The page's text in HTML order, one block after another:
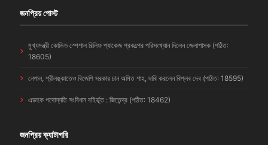
জনপ্রিয় পোস্ট
মুখ্যমন্ত্রী কোভিড স্পেশাল রিলিফ প্যাকেজ প্রকল্পের পরিসংখ্যান দিলেন জেলাশাসক (পঠিত:
18605)
নেপাল, শ্রীলঙ্কাতেও বিজেপি সরকার চান অমিত শাহ, দাবি করলেন বিপ্লব দেব (পঠিত: 18595)
এডহক পদোন্নতি সংবিধান বহির্ভূত : জিতেন্দ্র (পঠিত: 18462)
জনপ্রিয় ক্যাটাগরি